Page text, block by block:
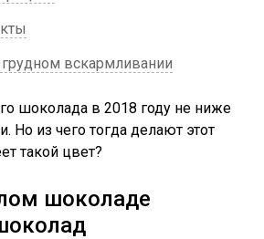
вскармливании
шоколада в 2018 году не ниже
Но из чего тогда делают этот
такой цвет?
шоколаде